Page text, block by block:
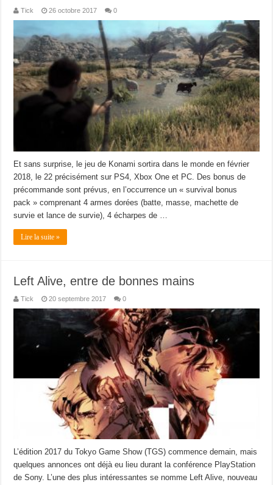
Tick 26 octobre 2017 0
Et sans surprise, le jeu de Konami sortira dans le monde en février
2018, le 22 précisément sur PS4, Xbox One et PC. Des bonus de
précommande sont prévus, en l’occurrence un « survival bonus
pack » comprenant 4 armes dorées (batte, masse, machette de
survie et lance de survie), 4 écharpes de …
Lire la suite »
Left Alive, entre de bonnes mains
Tick 20 septembre 2017 0
L’édition 2017 du Tokyo Game Show (TGS) commence demain, mais
quelques annonces ont déjà eu lieu durant la conférence PlayStation
de Sony. L’une des plus intéressantes se nomme Left Alive, nouveau